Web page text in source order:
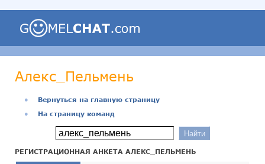
Алекс_Пельмень
●
Вернуться на главную страницу
●
На страницу команд
РЕГИСТРАЦИОННАЯ АНКЕТА АЛЕКС_ПЕЛЬМЕНЬ